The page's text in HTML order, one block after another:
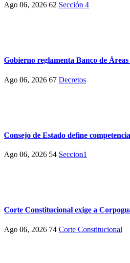
Ago 06, 2026 62 Sección 4
Gobierno reglamenta Banco de
Ago 06, 2026 67 Decretos
Consejo de Estado define
Ago 06, 2026 54 Seccion1
Corte Constitucional exige a
Ago 06, 2026 74 Corte Constitucional